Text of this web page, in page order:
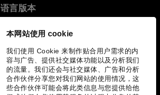
本网站使用 cookie
我们使用 Cookie 来制作贴合用户需求的内
容与广告、提供社交媒体功能以及分析我们
的流量。我们还会与社交媒体、广告和分析
合作伙伴分享您对我们网站的使用情况，这
些合作伙伴可能会将此类信息与您提供给他
语言版本